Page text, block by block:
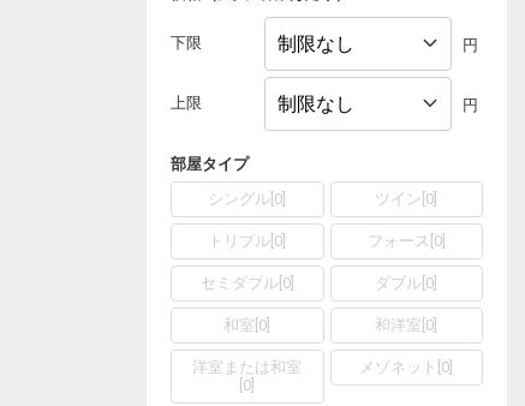
下限 円
上限 円
部屋タイプ
シングル 0 ツイン 0
トリプル 0 フォース 0]
セミダブル[ 0] ダブル 0
和室 0 和洋室 0
洋室または和室
0
メゾネット 0